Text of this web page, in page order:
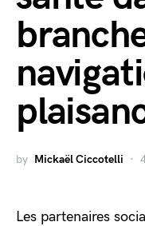
by Mickaël Ciccotelli
Les partenaires